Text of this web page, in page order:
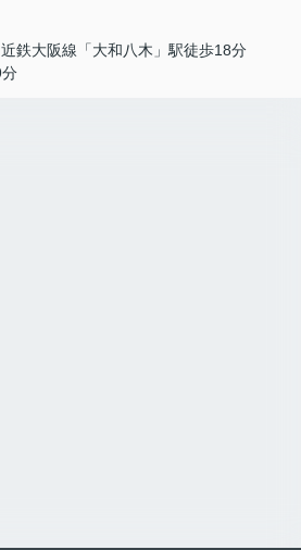
近鉄大阪線「大和八木」駅徒歩18分